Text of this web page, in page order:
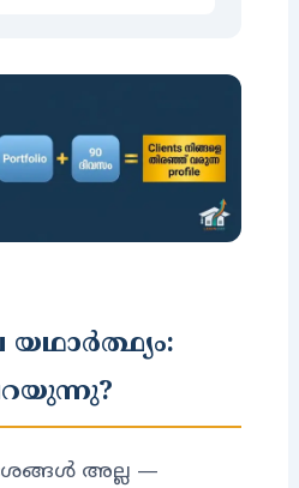
അല്ല —